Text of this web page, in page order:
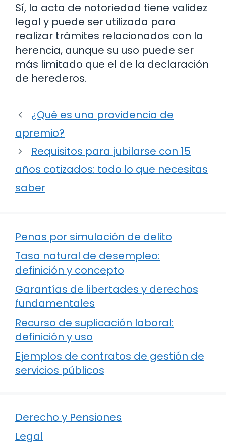
Sí, la acta de notoriedad tiene validez
legal y puede ser utilizada para
realizar trámites relacionados con la
herencia, aunque su uso puede ser
más limitado que el de la declaración
de herederos.
¿Qué es una providencia de
apremio?
Requisitos para jubilarse con 15
años cotizados: todo lo que necesitas
saber
Penas por simulación de delito
Tasa natural de desempleo:
definición y concepto
Garantías de libertades y derechos
fundamentales
Recurso de suplicación laboral:
definición y uso
Ejemplos de contratos de gestión de
servicios públicos
Derecho y Pensiones
Legal